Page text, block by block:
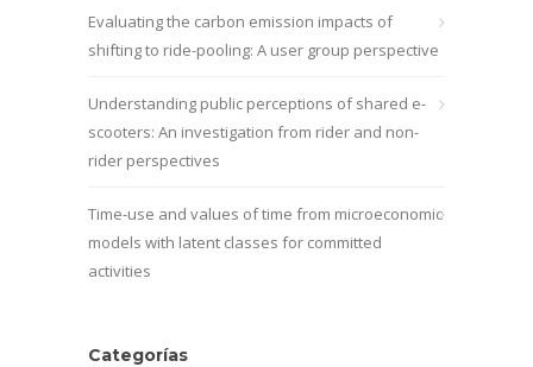
Evaluating the carbon emission impacts of
shifting to ride-pooling: A user group perspective
Understanding public perceptions of shared e-
scooters: An investigation from rider and non-
rider perspectives
Time-use and values of time from microeconomic
models with latent classes for committed
activities
Categorías